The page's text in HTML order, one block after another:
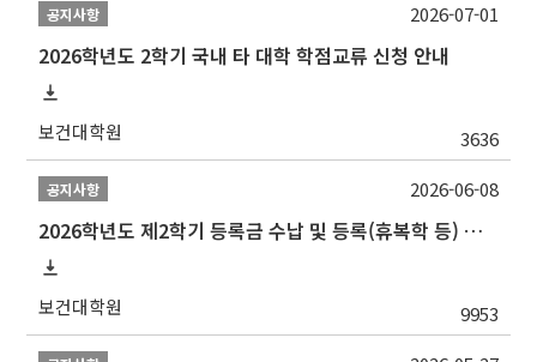
공지사항
2026학년도 2학기 국내 타 대학 학점교류 신청 안내
보건대학원 3636
2026-07-01
공지사항
2026학년도 제2학기 등록금 수납 및 등록(휴복학 등) 일정 안내
보건대학원 9953
2026-06-08